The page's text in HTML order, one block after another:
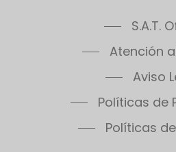
S.A.T.
Atención
Aviso
Políticas de
Políticas